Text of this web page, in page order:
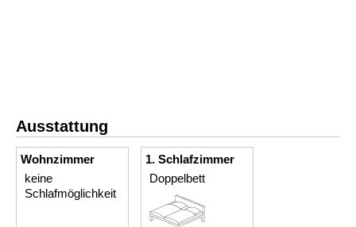
Ausstattung
Wohnzimmer
keine
Schlafmöglichkeit
1. Schlafzimmer
Doppelbett